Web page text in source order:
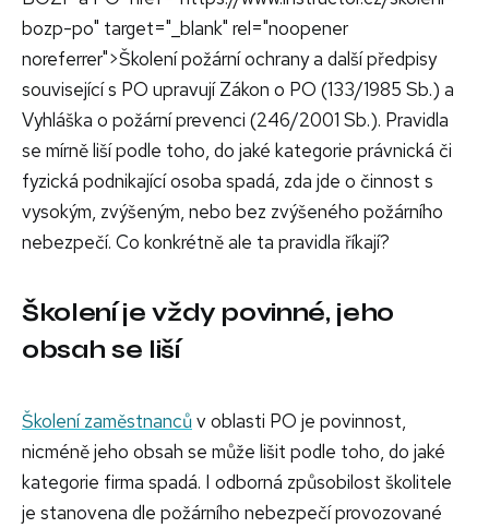
bozp-po" target="_blank" rel="noopener
noreferrer">Školení požární ochrany a další předpisy
související s PO upravují Zákon o PO (133/1985 Sb.) a
Vyhláška o požární prevenci (246/2001 Sb.). Pravidla
se mírně liší podle toho, do jaké kategorie právnická či
fyzická podnikající osoba spadá, zda jde o činnost s
vysokým, zvýšeným, nebo bez zvýšeného požárního
nebezpečí. Co konkrétně ale ta pravidla říkají?
Školení je vždy povinné, jeho
obsah se liší
Školení zaměstnancův oblasti PO je povinnost,
nicméně jeho obsah se může lišit podle toho, do jaké
kategorie firma spadá. I odborná způsobilost školitele
je stanovena dle požárního nebezpečí provozované